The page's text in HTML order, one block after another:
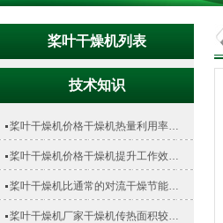
桨叶干燥机列表
技术知识
桨叶干燥机价格干燥机热量利用率…
桨叶干燥机价格干燥机提升工作效…
桨叶干燥机比通常的对流干燥节能…
桨叶干燥机厂家干燥机传热面积较…